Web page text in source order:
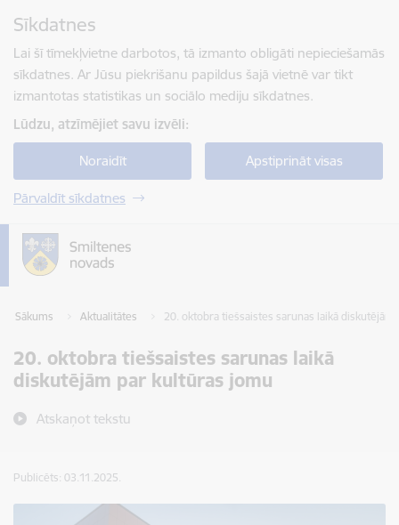
Sīkdatnes
Lai šī tīmekļvietne darbotos, tā izmanto obligāti nepieciešamās
sīkdatnes. Ar Jūsu piekrišanu papildus šajā vietnē var tikt
izmantotas statistikas un sociālo mediju sīkdatnes.
Lūdzu, atzīmējiet savu izvēli:
Noraidīt Apstiprināt visas
Pārvaldīt sīkdatnes
Sākums Aktualitātes 20. oktobra tiešsaistes sarunas laikā
20. oktobra tiešsaistes sarunas laikā
diskutējām par kultūras jomu
Atskaņot tekstu
Publicēts: 03.11.2025.